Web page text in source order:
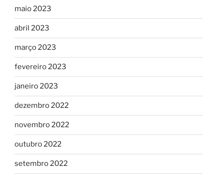
maio 2023
abril 2023
março 2023
fevereiro 2023
janeiro 2023
dezembro 2022
novembro 2022
outubro 2022
setembro 2022